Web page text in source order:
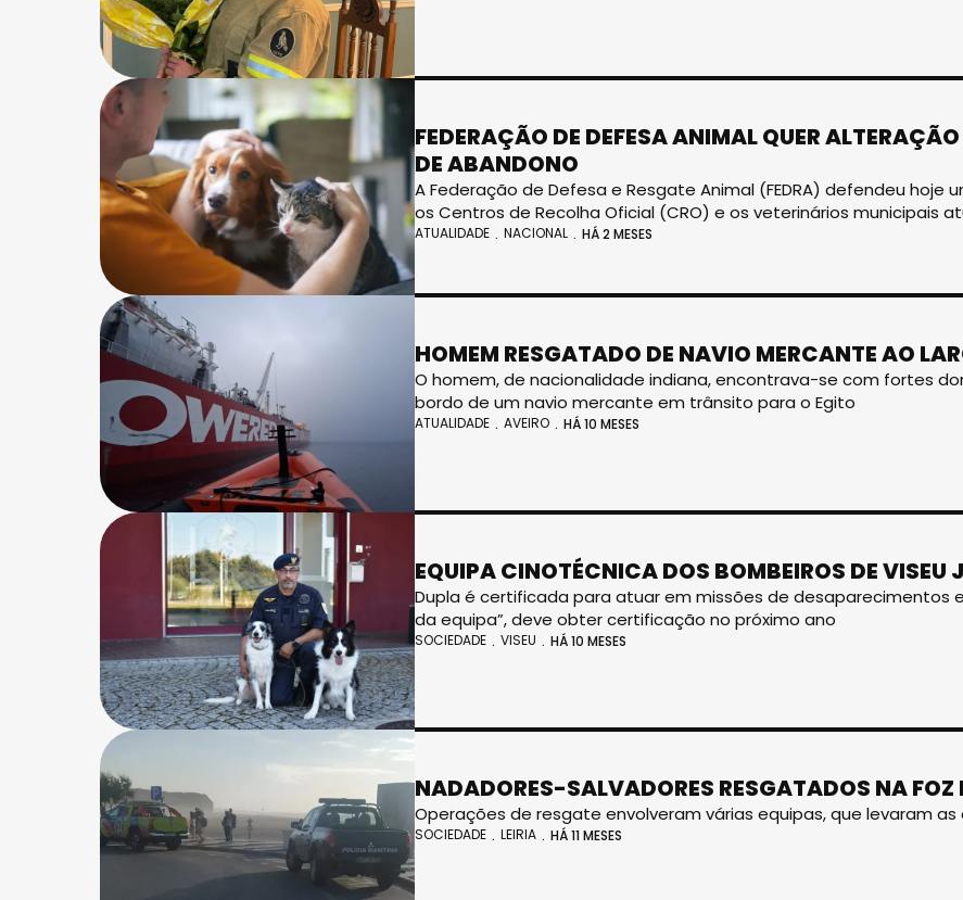
FEDERAÇÃO DE DEFESA ANIMAL QUER
DE ABANDONO
A Federação de Defesa e Resgate Animal (FEDRA) defendeu
os Centros de Recolha Oficial (CRO) e os veterinários municipais
ATUALIDADE NACIONAL HÁ 2 MESES
HOMEM RESGATADO DE NAVIO MERCANTE AO
O homem, de nacionalidade indiana, encontrava-se com fortes
bordo de um navio mercante em trânsito para o Egito
ATUALIDADE AVEIRO HÁ 10 MESES
EQUIPA CINOTÉCNICA DOS BOMBEIROS DE VISEU
Dupla é certificada para atuar em missões de desaparecimentos
da equipa”, deve obter certificação no próximo ano
SOCIEDADE VISEU HÁ 10 MESES
NADADORES-SALVADORES RESGATADOS NA FOZ
Operações de resgate envolveram várias equipas, que levaram
SOCIEDADE LEIRIA HÁ 11 MESES